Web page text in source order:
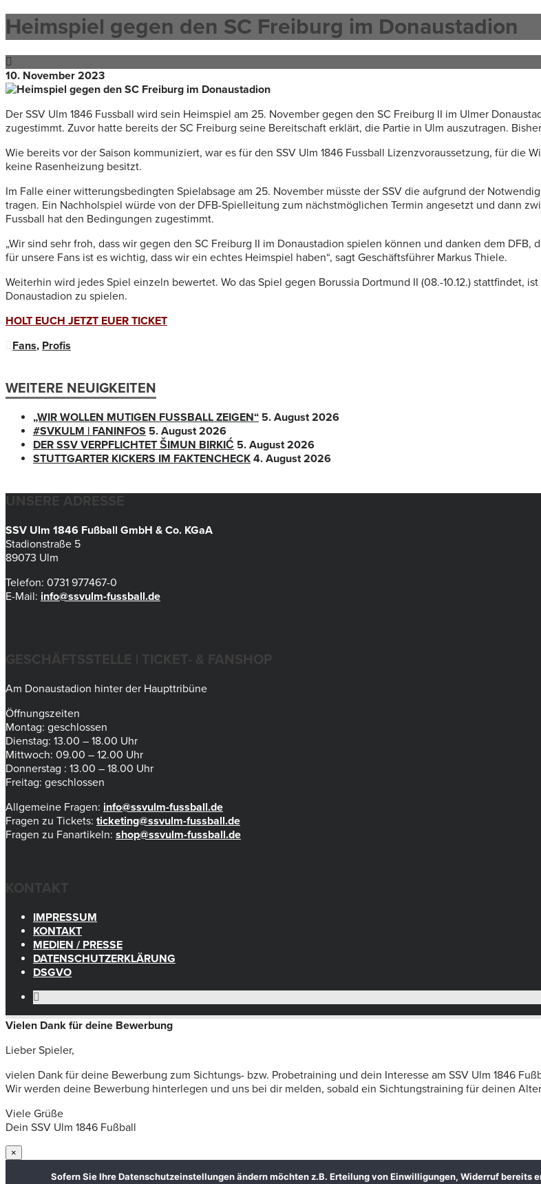
Heimspiel gegen den SC Freiburg im Donaustadion
10. November 2023
Der SSV Ulm 1846 Fussball wird sein Heimspiel am 25. November gegen den SC Freiburg II im Ulmer
zugestimmt. Zuvor hatte bereits der SC Freiburg seine Bereitschaft erklärt, die Partie in Ulm auszutragen.
Wie bereits vor der Saison kommuniziert, war es für den SSV Ulm 1846 Fussball Lizenzvoraussetzung, für die
keine Rasenheizung besitzt.
Im Falle einer witterungsbedingten Spielabsage am 25. November müsste der SSV die aufgrund der
tragen. Ein Nachholspiel würde von der DFB-Spielleitung zum nächstmöglichen Termin angesetzt und dann
Fussball hat den Bedingungen zugestimmt.
„Wir sind sehr froh, dass wir gegen den SC Freiburg II im Donaustadion spielen können und danken dem
für unsere Fans ist es wichtig, dass wir ein echtes Heimspiel haben“, sagt Geschäftsführer Markus Thiele.
Weiterhin wird jedes Spiel einzeln bewertet. Wo das Spiel gegen Borussia Dortmund II (08.-10.12.) stattfindet,
Donaustadion zu spielen.
HOLT EUCH JETZT EUER TICKET
Fans, Profis
WEITERE NEUIGKEITEN
„WIR WOLLEN MUTIGEN FUSSBALL ZEIGEN“
5. August 2026
#SVKULM | FANINFOS 5. August 2026
DER SSV VERPFLICHTET ŠIMUN BIRKIĆ 5. August 2026
STUTTGARTER KICKERS IM FAKTENCHECK 4. August 2026
UNSERE ADRESSE
SSV Ulm 1846 Fußball GmbH & Co. KGaA
Stadionstraße 5
89073 Ulm
Telefon: 0731 977467-0
E-Mail: info@ssvulm-fussball.de
GESCHÄFTSSTELLE | TICKET- & FANSHOP
Am Donaustadion hinter der Haupttribüne
Öffnungszeiten
Montag: geschlossen
Dienstag: 13.00 – 18.00 Uhr
Mittwoch: 09.00 – 12.00 Uhr
Donnerstag : 13.00 – 18.00 Uhr
Freitag: geschlossen
Allgemeine Fragen: info@ssvulm-fussball.de
Fragen zu Tickets: ticketing@ssvulm-fussball.de
Fragen zu Fanartikeln: shop@ssvulm-fussball.de
KONTAKT
IMPRESSUM
KONTAKT
MEDIEN / PRESSE
DATENSCHUTZERKLÄRUNG
DSGVO
Vielen Dank für deine Bewerbung
Lieber Spieler,
vielen Dank für deine Bewerbung zum Sichtungs- bzw. Probetraining und dein Interesse am SSV Ulm 1846
Wir werden deine Bewerbung hinterlegen und uns bei dir melden, sobald ein Sichtungstraining für deinen
Viele Grüße
Dein SSV Ulm 1846 Fußball
×
Sofern Sie Ihre Datenschutzeinstellungen ändern möchten z.B. Erteilung von Einwilligungen, Widerruf bereits